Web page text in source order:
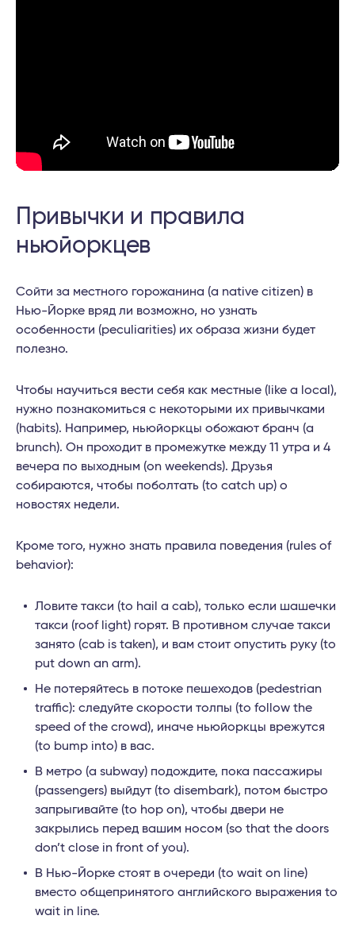
Привычки и правила
ньюйоркцев
Сойти за местного горожанина (a native citizen) в
Нью-Йорке вряд ли возможно, но узнать
особенности (peculiarities) их образа жизни будет
полезно.
Чтобы научиться вести себя как местные (like a local),
нужно познакомиться с некоторыми их привычками
(habits). Например, ньюйоркцы обожают бранч (a
brunch). Он проходит в промежутке между 11 утра и 4
вечера по выходным (on weekends). Друзья
собираются, чтобы поболтать (to catch up) о
новостях недели.
Кроме того, нужно знать правила поведения (rules of
behavior):
Ловите такси (to hail a cab), только если шашечки
такси (roof light) горят. В противном случае такси
занято (cab is taken), и вам стоит опустить руку (to
put down an arm).
Не потеряйтесь в потоке пешеходов (pedestrian
traffic): следуйте скорости толпы (to follow the
speed of the crowd), иначе ньюйоркцы врежутся
(to bump into) в вас.
В метро (a subway) подождите, пока пассажиры
(passengers) выйдут (to disembark), потом быстро
запрыгивайте (to hop on), чтобы двери не
закрылись перед вашим носом (so that the doors
don’t close in front of you).
В Нью-Йорке стоят в очереди (to wait on line)
вместо общепринятого английского выражения to
wait in line.